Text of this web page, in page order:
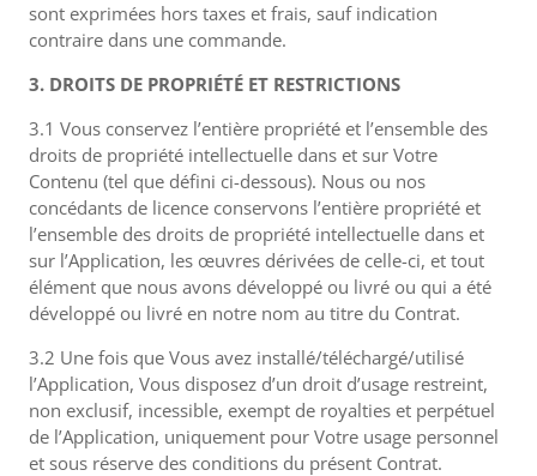
sont exprimées hors taxes et frais, sauf indication
contraire dans une commande.
3. DROITS DE PROPRIÉTÉ ET RESTRICTIONS
3.1 Vous conservez l’entière propriété et l’ensemble des
droits de propriété intellectuelle dans et sur Votre
Contenu (tel que défini ci-dessous). Nous ou nos
concédants de licence conservons l’entière propriété et
l’ensemble des droits de propriété intellectuelle dans et
sur l’Application, les œuvres dérivées de celle-ci, et tout
élément que nous avons développé ou livré ou qui a été
développé ou livré en notre nom au titre du Contrat.
3.2 Une fois que Vous avez installé/téléchargé/utilisé
l’Application, Vous disposez d’un droit d’usage restreint,
non exclusif, incessible, exempt de royalties et perpétuel
de l’Application, uniquement pour Votre usage personnel
et sous réserve des conditions du présent Contrat.